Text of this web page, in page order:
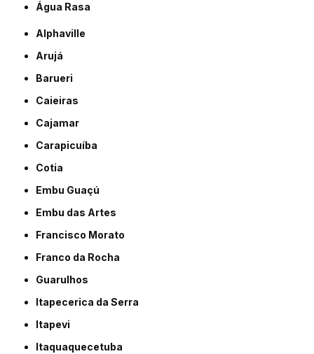
Água Rasa
Alphaville
Arujá
Barueri
Caieiras
Cajamar
Carapicuíba
Cotia
Embu Guaçú
Embu das Artes
Francisco Morato
Franco da Rocha
Guarulhos
Itapecerica da Serra
Itapevi
Itaquaquecetuba